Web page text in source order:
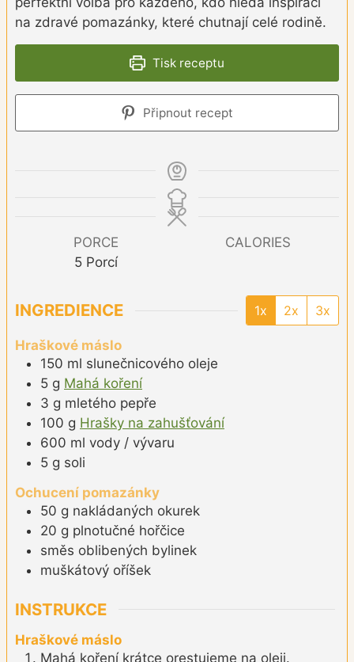
na zdravé pomazánky, které chutnají celé rodině.
Tisk receptu
Připnout recept
PORCE
5 Porcí
CALORIES
INGREDIENCE 1x 2x 3x
Hraškové máslo
150 ml slunečnicového oleje
5 g Mahá koření
3 g mletého pepře
100 g Hrašky na zahušťování
600 ml vody / vývaru
5 g soli
Ochucení pomazánky
50 g nakládaných okurek
20 g plnotučné hořčice
směs oblibených bylinek
muškátový oříšek
INSTRUKCE
Hraškové máslo
Mahá koření krátce orestujeme na oleji.